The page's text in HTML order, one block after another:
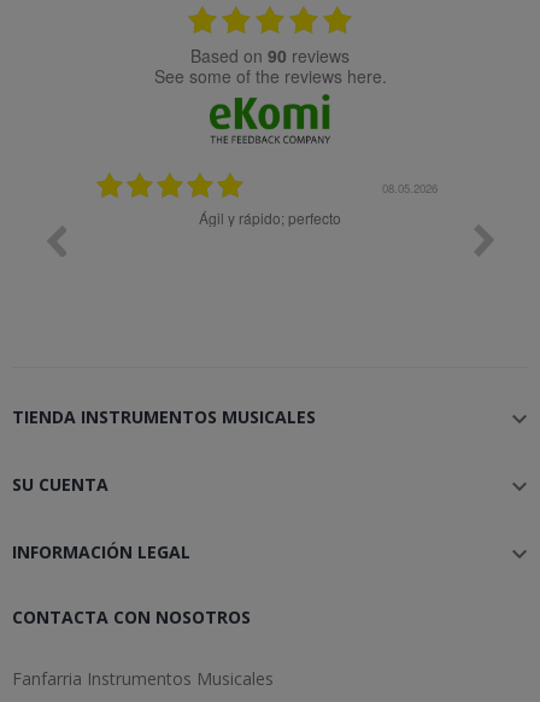
based on 90 reviews
see some of the reviews here.
08.05.2026
Muy bien
TIENDA INSTRUMENTOS MUSICALES 
SU CUENTA 
INFORMACIÓN LEGAL 
CONTACTA CON NOSOTROS
Fanfarria Instrumentos Musicales